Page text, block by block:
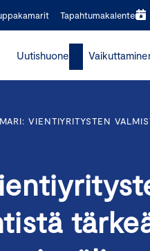
Tapahtumakalenteri
Uutishuone
VIENTIYRITYSTEN